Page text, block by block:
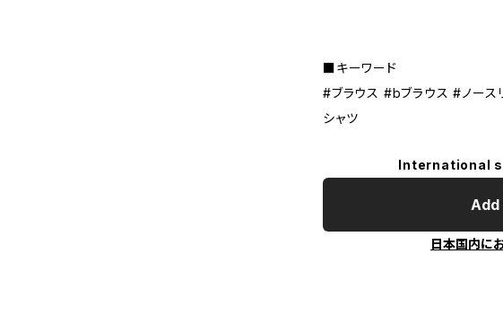
■キーワード
#ブラウス #bブラウス #ノー
シャツ
International
日本国内に